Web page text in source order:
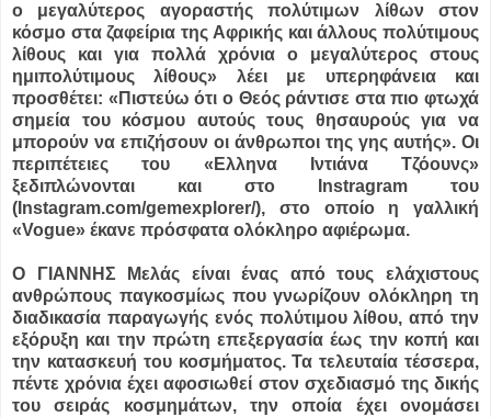
ο μεγαλύτερος αγοραστής πολύτιμων λίθων στον
κόσμο στα ζαφείρια της Αφρικής και άλλους πολύτιμους
λίθους και για πολλά χρόνια ο μεγαλύτερος στους
ημιπολύτιμους λίθους» λέει με υπερηφάνεια και
προσθέτει: «Πιστεύω ότι ο Θεός ράντισε στα πιο φτωχά
σημεία του κόσμου αυτούς τους θησαυρούς για να
μπορούν να επιζήσουν οι άνθρωποι της γης αυτής». Οι
περιπέτειες του «Ελληνα Ιντιάνα Τζόουνς»
ξεδιπλώνονται και στο Instragram του
(Instagram.com/gemexplorer/), στο οποίο η γαλλική
«Vogue» έκανε πρόσφατα ολόκληρο αφιέρωμα.
Ο ΓΙΑΝΝΗΣ Μελάς είναι ένας από τους ελάχιστους
ανθρώπους παγκοσμίως που γνωρίζουν ολόκληρη τη
διαδικασία παραγωγής ενός πολύτιμου λίθου, από την
εξόρυξη και την πρώτη επεξεργασία έως την κοπή και
την κατασκευή του κοσμήματος. Τα τελευταία τέσσερα,
πέντε χρόνια έχει αφοσιωθεί στον σχεδιασμό της δικής
του σειράς κοσμημάτων, την οποία έχει ονομάσει